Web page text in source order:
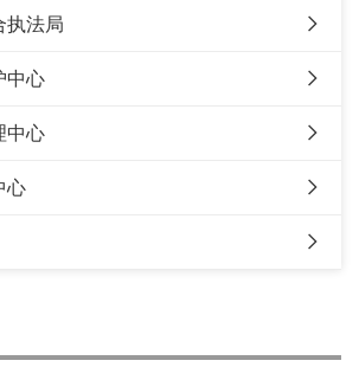
执法局
中心
中心
心